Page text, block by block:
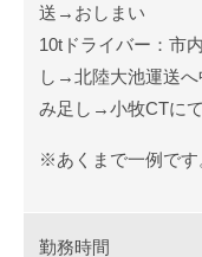
送→おしまい
10tドライバー：市
し→北陸大池運送
み足し→小牧CTに
※あくまで一例です
勤務時間